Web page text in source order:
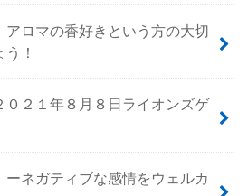
アロマの香好きという方の大切
！
０２１年８月８日ライオンズゲ
ネガティブな感情をウェルカ